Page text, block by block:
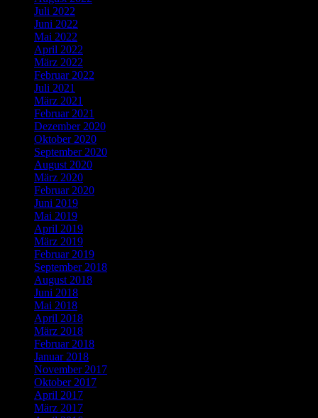
Juli 2022
Juni 2022
Mai 2022
April 2022
März 2022
Februar 2022
Juli 2021
März 2021
Februar 2021
Dezember 2020
Oktober 2020
September 2020
August 2020
März 2020
Februar 2020
Juni 2019
Mai 2019
April 2019
März 2019
Februar 2019
September 2018
August 2018
Juni 2018
Mai 2018
April 2018
März 2018
Februar 2018
Januar 2018
November 2017
Oktober 2017
April 2017
März 2017